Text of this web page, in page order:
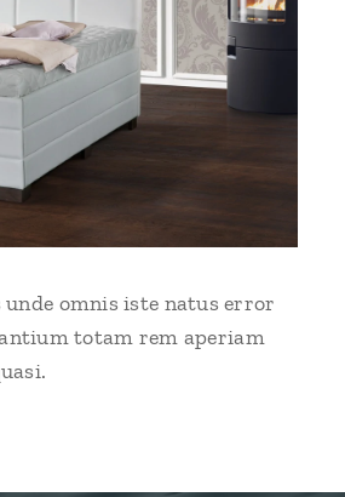
omnis iste natus error
totam rem aperiam